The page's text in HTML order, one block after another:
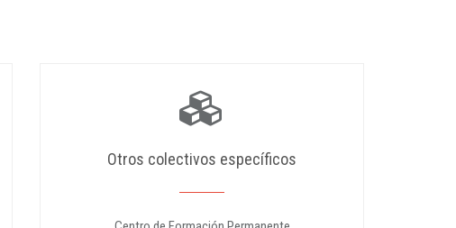
Otros colectivos específicos